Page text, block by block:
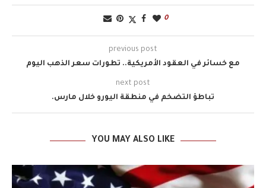
0
previous post
مع خسائر في العقود الأمريكية.. تطورات سعر الذهب اليوم
next post
تباطؤ التضخم في منطقة اليورو خلال مارس.
YOU MAY ALSO LIKE